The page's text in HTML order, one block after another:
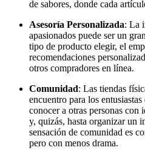
de sabores, donde cada
Asesoría Personalizada: La
apasionados puede ser un
tipo de producto elegir, el
recomendaciones
otros compradores en línea.
Comunidad: Las tiendas
encuentro para los
conocer a otras personas con
y, quizás, hasta organizar un
sensación de comunidad es
pero con menos drama.